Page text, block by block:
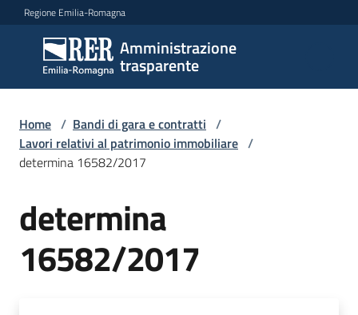
Vai al contenuto
Vai alla navigazione
Vai al footer
Regione Emilia-Romagna
Amministrazione
trasparente
Amministrazione
trasparente
Sottosezioni
Accesso
Home / Bandi di gara e contratti /
Lavori relativi al patrimonio immobiliare /
determina 16582/2017
determina
16582/2017